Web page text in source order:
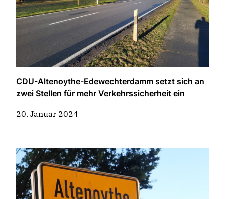
CDU-Altenoythe-Edewechterdamm setzt sich an
zwei Stellen für mehr Verkehrssicherheit ein
20. Januar 2024